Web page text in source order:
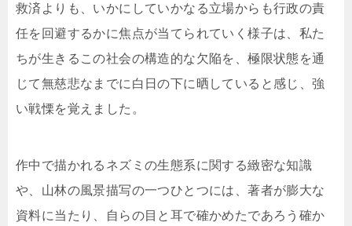
救済よりも、いかにしていかなる立場からも行政の責
任を回避するかに焦点が当てられていく様子は、私た
ちが生きるこの社会の構造的な欠陥を、極限状態を通
じて無慈悲なまでに白日の下に晒していると感じ、強
い戦慄を覚えました。
作中で描かれるネズミの生態系に関する緻密な知識
や、山林の風景描写の一つひとつには、著者が膨大な
資料に当たり、自らの目と耳で確かめたであろう確か